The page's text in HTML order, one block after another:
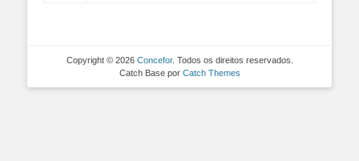
Copyright © 2026 Concefor. Todos os direitos reservados.
Catch Base por Catch Themes